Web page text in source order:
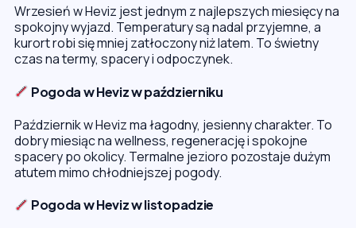
Wrzesień w Heviz jest jednym z najlepszych miesięcy na
spokojny wyjazd. Temperatury są nadal przyjemne, a
kurort robi się mniej zatłoczony niż latem. To świetny
czas na termy, spacery i odpoczynek.
Pogoda w Heviz w październiku
Październik w Heviz ma łagodny, jesienny charakter. To
dobry miesiąc na wellness, regenerację i spokojne
spacery po okolicy. Termalne jezioro pozostaje dużym
atutem mimo chłodniejszej pogody.
Pogoda w Heviz w listopadzie